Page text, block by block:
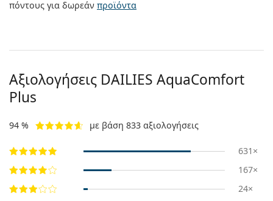
πόντους για δωρεάν προϊόντα
Αξιολογήσεις DAILIES AquaComfort
Plus
94 % με βάση 833 αξιολογήσεις
631×
167×
24×